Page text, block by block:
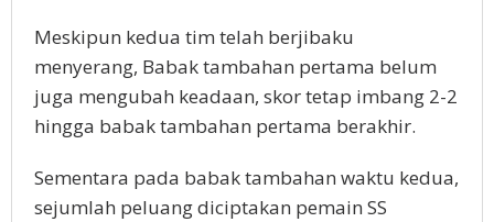
Meskipun kedua tim telah berjibaku
menyerang, Babak tambahan pertama belum
juga mengubah keadaan, skor tetap imbang 2-2
hingga babak tambahan pertama berakhir.
Sementara pada babak tambahan waktu kedua,
sejumlah peluang diciptakan pemain SS